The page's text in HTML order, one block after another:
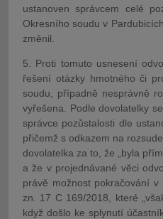
ustanoven správcem celé
Okresního soudu v
změnil.
5. Proti tomuto usnesení
řešení otázky hmotného či
soudu, případně nesprávně
vyřešena. Podle dovolatelky
správce pozůstalosti dle
přičemž s odkazem na
dovolatelka za to, že „byla
a že v projednávané věci
právě možnost pokračování
zn. 17 C 169/2018, které
když došlo ke splynutí